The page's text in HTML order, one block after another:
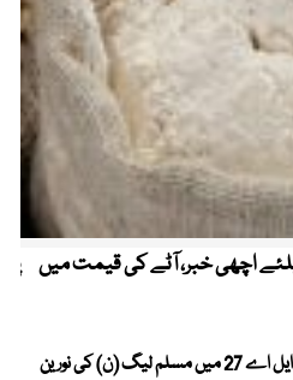
اچھی خبر، آٹے کی قیمت میں
آزاد کشمیر الیکشن ، ایل اے 27 میں مسلم لیگ (ن) کی نورین